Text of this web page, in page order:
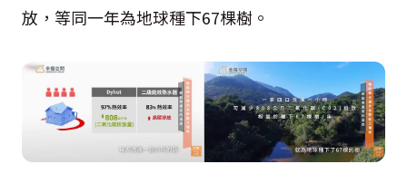
放，等同一年為地球種下67棵樹。